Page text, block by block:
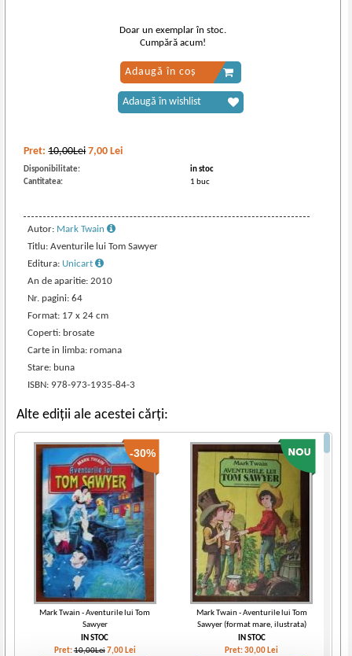
Pret:10,00Lei 7,00 Lei
Disponibilitate:
in stoc
Cantitatea:
1 buc
Autor: Mark Twain
Titlu: Aventurile lui Tom Sawyer
Editura: Unicart
An de aparitie: 2010
Nr. pagini: 64
Format: 17 x 24 cm
Coperti: brosate
Carte in limba: romana
Stare: buna
ISBN: 978-973-1935-84-3
Doar un exemplar în stoc.
Cumpără acum!
Adaugă în coș
Adaugă în wishlist
Alte ediții ale acestei cărți:
-30%
Mark Twain - Aventurile lui Tom
Sawyer
IN STOC
Pret:10,00Lei 7,00 Lei
Mark Twain - Aventurile lui Tom
Sawyer (format mare, ilustrata)
IN STOC
Pret:30,00 Lei